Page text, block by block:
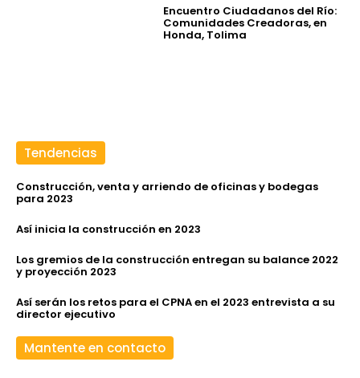
Encuentro Ciudadanos del Río:
Comunidades Creadoras, en
Honda, Tolima
Tendencias
Construcción, venta y arriendo de oficinas y bodegas
para 2023
Así inicia la construcción en 2023
Los gremios de la construcción entregan su balance 2022
y proyección 2023
Así serán los retos para el CPNA en el 2023 entrevista a su
director ejecutivo
Mantente en contacto